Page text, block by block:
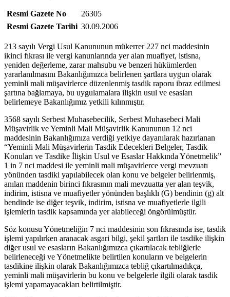
Resmi Gazete No
26305
Resmi Gazete Tarihi 30.09.2006
213 sayılı Vergi Usul Kanununun mükerrer 227 nci maddesinin
ikinci fıkrası ile vergi kanunlarında yer alan muafiyet, istisna,
yeniden değerleme, zarar mahsubu ve benzeri hükümlerden
yararlanılmasını Bakanlığımızca belirlenen şartlara uygun olarak
yeminli mali müşavirlerce düzenlenmiş tasdik raporu ibraz edilmesi
şartına bağlamaya, bu uygulamalara ilişkin usul ve esasları
belirlemeye Bakanlığımız yetkili kılınmıştır.
3568 sayılı Serbest Muhasebecilik, Serbest Muhasebeci Mali
Müşavirlik ve Yeminli Mali Müşavirlik Kanununun 12 nci
maddesinin Bakanlığımıza verdiği yetkiye dayanılarak hazırlanan
“Yeminli Mali Müşavirlerin Tasdik Edecekleri Belgeler, Tasdik
Konuları ve Tasdike İlişkin Usul ve Esaslar Hakkında Yönetmelik”
1 in 7 nci maddesi ile yeminli mali müşavirlerce vergi mevzuatı
yönünden tasdiki yapılabilecek olan konu ve belgeler belirlenmiş,
anılan maddenin birinci fıkrasının mali mevzuatta yer alan teşvik,
indirim, istisna ve muafiyetler yönünden başlıklı (G) bendinin (g) alt
bendinde ise diğer teşvik, indirim, istisna ve muafiyetlerle ilgili
işlemlerin tasdik kapsamında yer alabileceği öngörülmüştür.
Söz konusu Yönetmeliğin 7 nci maddesinin son fıkrasında ise, tasdik
işlemi yapılırken aranacak asgari bilgi, şekil şartları ile tasdike ilişkin
diğer usul ve esasların Bakanlığımızca çıkartılacak tebliğlerle
belirleneceği ve Yönetmelikte belirtilen konuların ve belgelerin
tasdikine ilişkin olarak Bakanlığımızca tebliğ çıkartılmadıkça,
yeminli mali müşavirlerin bu konu ve belgelerle ilgili olarak tasdik
işlemi yapamayacakları belirtilmiştir.